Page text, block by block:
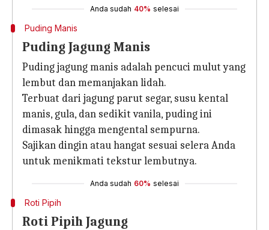
Anda sudah 40% selesai
Puding Manis
Puding Jagung Manis
Puding jagung manis adalah pencuci mulut yang
lembut dan memanjakan lidah.
Terbuat dari jagung parut segar, susu kental
manis, gula, dan sedikit vanila, puding ini
dimasak hingga mengental sempurna.
Sajikan dingin atau hangat sesuai selera Anda
untuk menikmati tekstur lembutnya.
Anda sudah 60% selesai
Roti Pipih
Roti Pipih Jagung